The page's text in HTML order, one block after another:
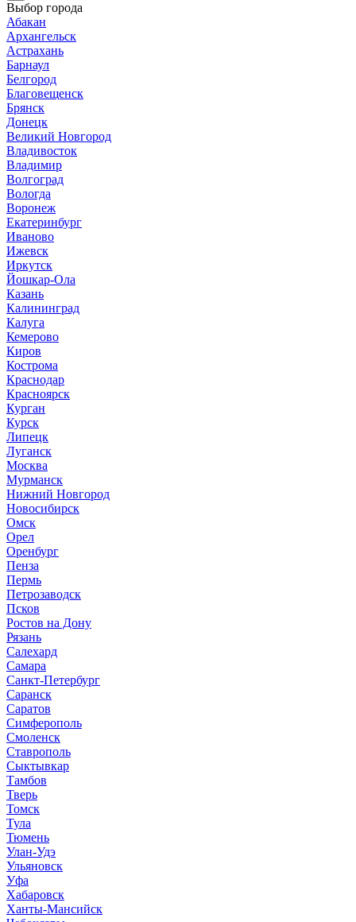
Выбор города
Абакан
Архангельск
Астрахань
Барнаул
Белгород
Благовещенск
Брянск
Донецк
Великий Новгород
Владивосток
Владимир
Волгоград
Вологда
Воронеж
Екатеринбург
Иваново
Ижевск
Иркутск
Йошкар-Ола
Казань
Калининград
Калуга
Кемерово
Киров
Кострома
Краснодар
Красноярск
Курган
Курск
Липецк
Луганск
Москва
Мурманск
Нижний Новгород
Новосибирск
Омск
Орел
Оренбург
Пенза
Пермь
Петрозаводск
Псков
Ростов на Дону
Рязань
Салехард
Самара
Санкт-Петербург
Саранск
Саратов
Симферополь
Смоленск
Ставрополь
Сыктывкар
Тамбов
Тверь
Томск
Тула
Тюмень
Улан-Удэ
Ульяновск
Уфа
Хабаровск
Ханты-Мансийск